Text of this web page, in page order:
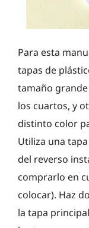
Para esta
tapas de
tamaño
los cuartos, y
distinto color
Utiliza una
del reverso
comprarlo en
colocar). Haz
la tapa